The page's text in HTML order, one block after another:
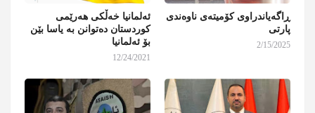
ڕاگەیاندراوی کۆمیتەی ناوەندی
پارتی
2/15/2025
ئەلمانیا خەڵکی هەرێمی
کوردستان دەتوانن بە یاسا بێن
بۆ ئەلمانیا
12/24/2021